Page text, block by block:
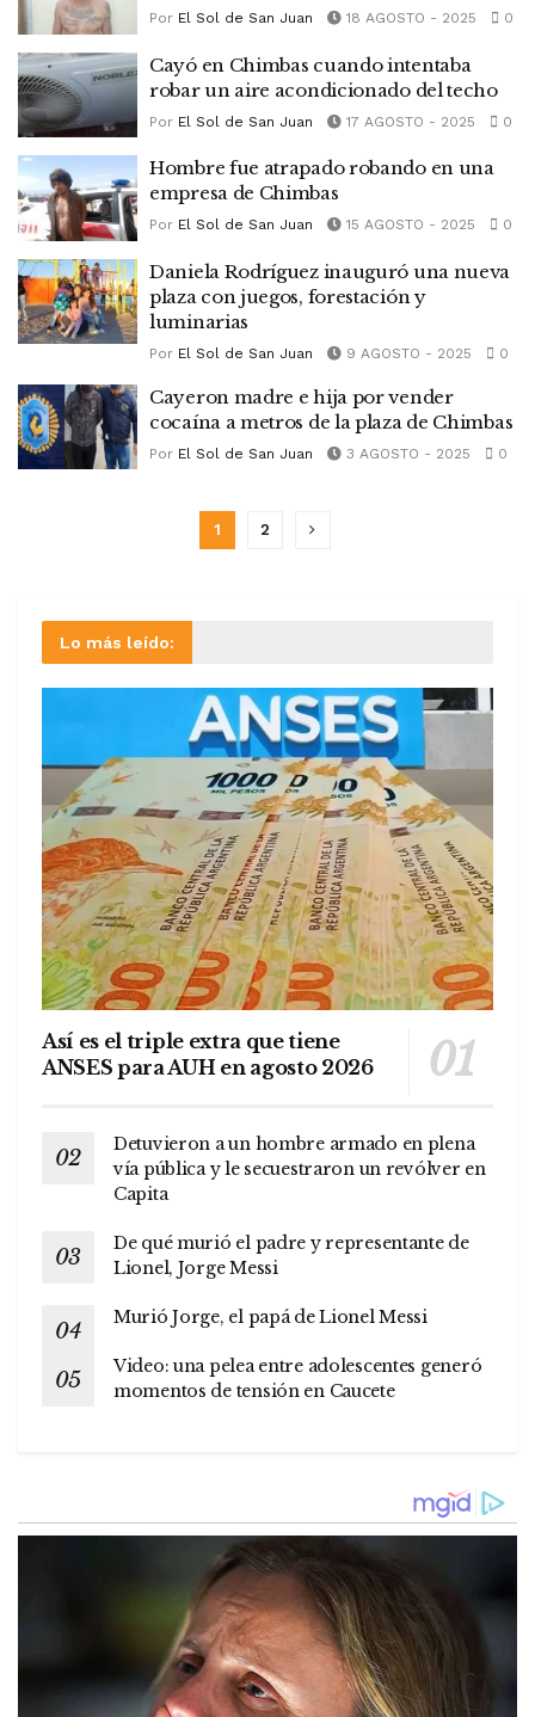
Por El Sol de San Juan 18 AGOSTO - 2025 0
Cayó en Chimbas cuando intentaba
robar un aire acondicionado del techo
Por El Sol de San Juan 17 AGOSTO - 2025 0
Hombre fue atrapado robando en una
empresa de Chimbas
Por El Sol de San Juan 15 AGOSTO - 2025 0
Daniela Rodríguez inauguró una nueva
plaza con juegos, forestación y
luminarias
Por El Sol de San Juan 9 AGOSTO - 2025 0
Cayeron madre e hija por vender
cocaína a metros de la plaza de Chimbas
Por El Sol de San Juan 3 AGOSTO - 2025 0
1 2
Lo más leído:
Así es el triple extra que tiene
ANSES para AUH en agosto 2026
Detuvieron a un hombre armado en plena
vía pública y le secuestraron un revólver en
Capita
De qué murió el padre y representante de
Lionel, Jorge Messi
Murió Jorge, el papá de Lionel Messi
Video: una pelea entre adolescentes generó
momentos de tensión en Caucete